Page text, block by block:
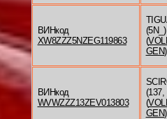
ВИНкод
XW8ZZZ5NZEG119863
(5N_)
(
GEN)
ВИНкод
WVWZZZ13ZEV013803
(137,
(
GEN)